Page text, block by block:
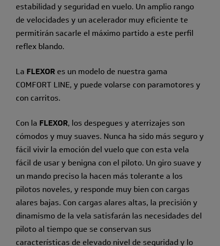
estabilidad y seguridad en vuelo. Un amplio rango
de velocidades y un acelerador muy eficiente te
permitirán sacarle el máximo partido a este perfil
reflex blando.
La FLEXOR es un modelo de nuestra gama
COMFORT LINE, y puede volarse con paramotores y
con carritos.
Con la FLEXOR, los despegues y aterrizajes son
cómodos y muy suaves. Nunca ha sido más seguro y
fácil vivir la emoción del vuelo que con esta vela
fácil de usar y benigna con el piloto. Un giro suave y
un mando preciso la hacen más tolerante a los
pilotos noveles, y responde muy bien con cargas
alares bajas. Con cargas alares altas, la precisión y
dinamismo de la vela satisfarán las necesidades del
piloto al tiempo que se conservan sus
características de elevado nivel de seguridad y lo